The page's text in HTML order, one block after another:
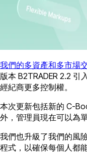
我們的多資產和多市場
版本 B2TRADER 2.2
經紀商更多控制權。
本次更新包括新的 C-
外，管理員現在可以為
我們也升級了我們的風
程式，以確保每個人都